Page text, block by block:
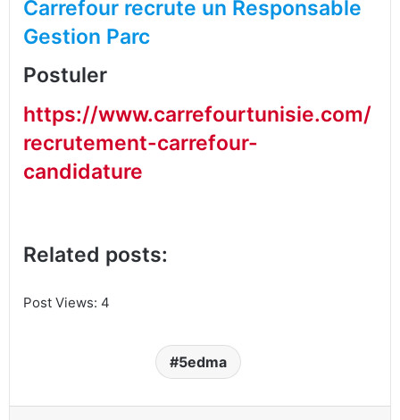
Carrefour recrute un Responsable
Gestion Parc
Postuler
https://www.carrefourtunisie.com/
recrutement-carrefour-
candidature
Related posts:
Post Views: 4
5edma